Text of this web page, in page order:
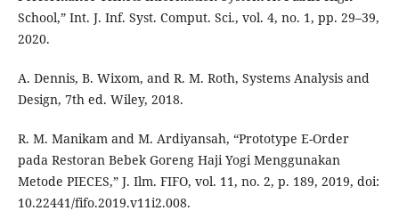
School,” Int. J. Inf. Syst. Comput. Sci., vol. 4, no. 1, pp. 29–39,
2020.
A. Dennis, B. Wixom, and R. M. Roth, Systems Analysis and
Design, 7th ed. Wiley, 2018.
R. M. Manikam and M. Ardiyansah, “Prototype E-Order
pada Restoran Bebek Goreng Haji Yogi Menggunakan
Metode PIECES,” J. Ilm. FIFO, vol. 11, no. 2, p. 189, 2019, doi:
10.22441/fifo.2019.v11i2.008.